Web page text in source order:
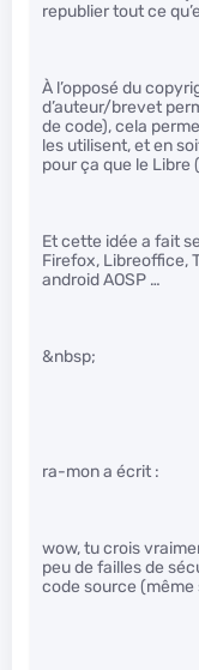
republier tout ce
À l’opposé du
d’auteur/brevet
de code), cela
les utilisent, et en
pour ça que le Libre
Et cette idée a fait
Firefox, Libreoffice,
android AOSP …
&nbsp;
ra-mon a écrit :
wow, tu crois
peu de failles de
code source